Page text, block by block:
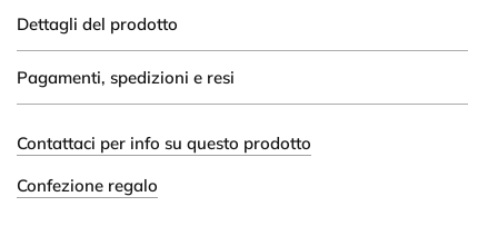
Dettagli del prodotto
Pagamenti, spedizioni e resi
Contattaci per info su questo prodotto
Confezione regalo